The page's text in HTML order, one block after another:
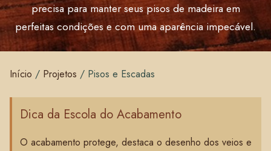
precisa para manter seus pisos de madeira em
perfeitas condições e com uma aparência impecável.
Início / Projetos / Pisos e Escadas
Dica da Escola do Acabamento
O acabamento protege, destaca o desenho dos veios e